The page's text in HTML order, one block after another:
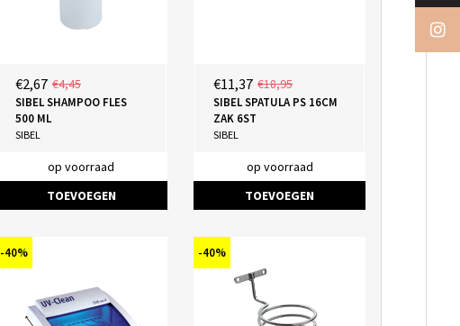
€2,67 €4,45
SIBEL SHAMPOO FLES
500 ML
SIBEL
op voorraad
TOEVOEGEN
€11,37 €18,95
SIBEL SPATULA PS 16CM
ZAK 6ST
SIBEL
op voorraad
TOEVOEGEN
-40% -40%